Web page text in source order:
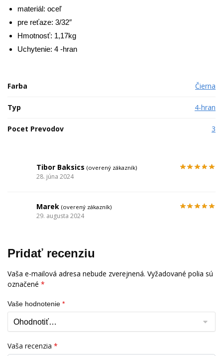
materiál: oceľ
pre reťaze: 3/32″
Hmotnosť: 1,17kg
Uchytenie: 4 -hran
Farba Čierna
Typ 4-hran
Pocet Prevodov 3
Tibor Baksics (overený zákazník)
28. júna 2024
Marek (overený zákazník)
29. augusta 2024
Pridať recenziu
Vaša e-mailová adresa nebude zverejnená. Vyžadované polia sú
označené *
Vaše hodnotenie *
Vaša recenzia *